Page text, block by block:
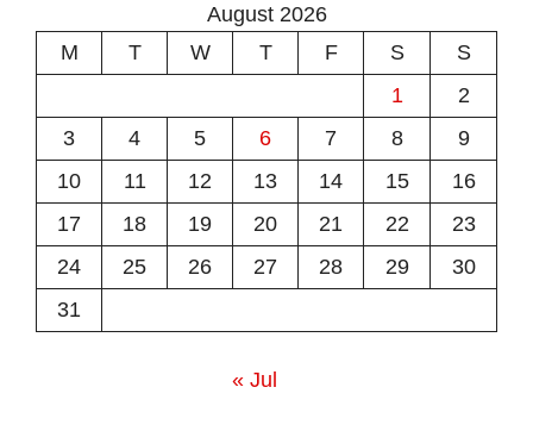
August 2026
M
T W T F S
S
1
2
3
4 5 6 7 8
9
10
11 12 13 14 15
16
17
18 19 20 21 22
23
24
25 26 27 28 29
30
31
« Jul